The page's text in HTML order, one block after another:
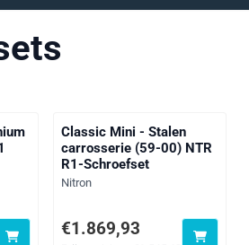
btw: 1 487,80
Classic Mini - Stalen
carrosserie (59-00) NTR
R1-Schroefset
Merk:
Nitron
Prijs: 1 869,93, exclusief btw: 1
€1.869,93